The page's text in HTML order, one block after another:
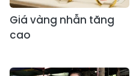
Giá vàng nhẫn tăng
cao